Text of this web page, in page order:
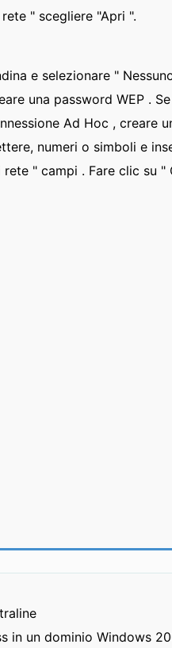
" scegliere "Apri ".
e selezionare "
una password WEP .
Ad Hoc , creare
numeri o simboli e
" campi . Fare clic su "
in un dominio Windows